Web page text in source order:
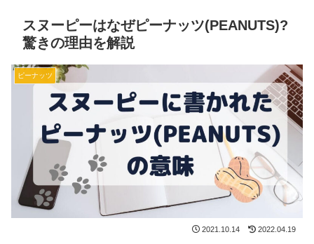
スヌーピーはなぜピーナッツ(PEANUTS)?
驚きの理由を解説
ピーナッツ
2021.10.14 2022.04.19